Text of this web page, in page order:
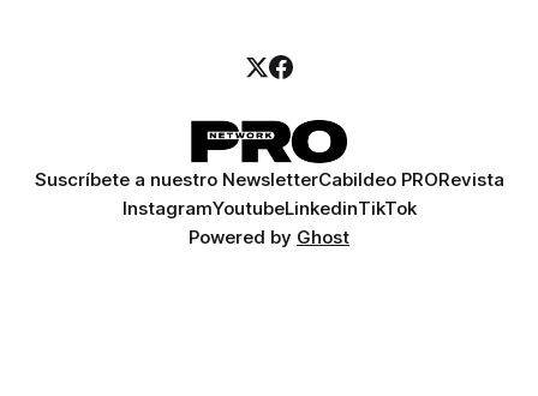
Suscríbete a nuestro NewsletterCabildeo PRORevista
InstagramYoutubeLinkedinTikTok
Powered by Ghost